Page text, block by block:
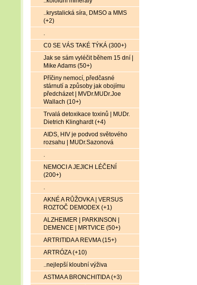
..krystalická síra, DMSO a MMS
(+2)
.
C0 SE VÁS TAKÉ TÝKÁ (300+)
Jak se sám vyléčit během 15 dní |
Mike Adams (50+)
Příčiny nemocí, předčasné
stárnutí a způsoby jak obojímu
předcházet | MVDr.MUDr.Joe
Wallach (10+)
Trvalá detoxikace toxinů | MUDr.
Dietrich Klinghardt (+4)
AIDS, HIV je podvod světového
rozsahu | MUDr.Sazonová
.
NEMOCI A JEJICH LÉČENÍ
(200+)
.
AKNÉ A RŮŽOVKA | VERSUS
ROZTOČ DEMODEX (+1)
ALZHEIMER | PARKINSON |
DEMENCE | MRTVICE (50+)
ARTRITIDA A REVMA (15+)
ARTRÓZA (+10)
..nejlepší kloubní výživa
ASTMA A BRONCHITIDA (+3)